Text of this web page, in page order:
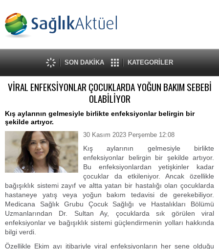
SON DAKİKA KATEGORİLER
VİRAL ENFEKSİYONLAR ÇOCUKLARDA YOĞUN BAKIM SEBEBİ
OLABİLİYOR
Kış aylarının gelmesiyle birlikte enfeksiyonlar belirgin bir
şekilde artıyor.
30 Kasım 2023 Perşembe 12:08
Kış aylarının gelmesiyle birlikte
enfeksiyonlar belirgin bir şekilde artıyor.
Bu enfeksiyonlardan yetişkinler kadar
çocuklar da etkileniyor. Ancak özellikle
bağışıklık sistemi zayıf ve altta yatan bir hastalığı olan çocuklarda
hastaneye yatış veya yoğun bakım tedavisi de gerekebiliyor.
Medicana Sağlık Grubu Çocuk Sağlığı ve Hastalıkları Bölümü
Uzmanlarından Dr. Sultan Ay, çocuklarda sık görülen viral
enfeksiyonlar ve bağışıklık sistemi güçlendirmenin yolları hakkında
bilgi verdi.
Özellikle Ekim ayı itibariyle viral enfeksiyonların her sene olduğu